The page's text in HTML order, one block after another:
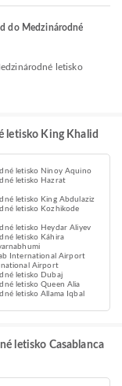
do Medzinárodné
letisko King Khalid
letisko Ninoy Aquino
letisko Hazrat
letisko King Abdulaziz
letisko Kozhikode
letisko Heydar Aliyev
letisko Káhira
International Airport
Airport
letisko Dubaj
letisko Queen Alia
letisko Allama Iqbal
letisko Casablanca